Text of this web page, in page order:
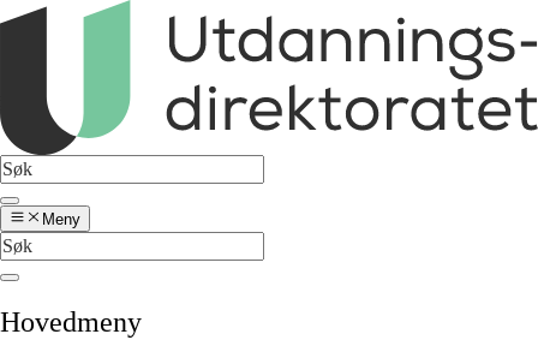
Meny
Hovedmeny